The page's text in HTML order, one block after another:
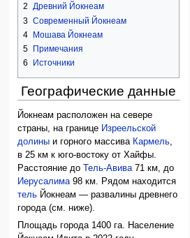
2 Древний Йокнеам
3 Современный Йокнеам
4 Мошава Йокнеам
5
Примечания
6
Источники
Географические данные
Йокнеам расположен на севере
страны, на границе Изреельской
долины и горного массива Кармель
в 25 км к юго-востоку от Хайфы.
Расстояние доТель-Авива 71 км, до
Иерусалима 98 км. Рядом находится
тель Йокнеам — развалины древнего
города (см. ниже).
Площадь города 1400 га. Население